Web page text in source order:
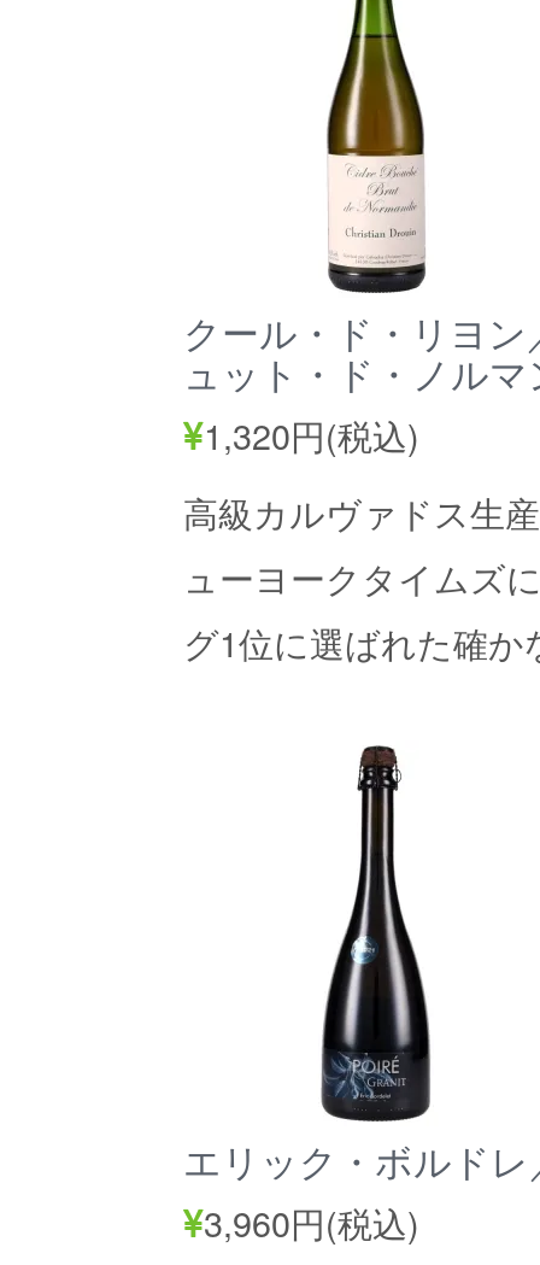
クール・ド・リヨ
ュット・ド・ノル
1,320円(税込)
高級カルヴァドス生
ューヨークタイムズ
グ1位に選ばれた確か
エリック・ボルド
3,960円(税込)